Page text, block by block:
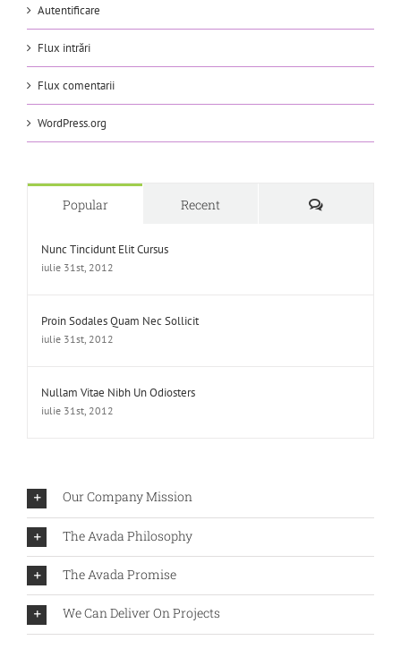
Autentificare
Flux intrări
Flux comentarii
WordPress.org
Popular Recent Comments
Nunc Tincidunt Elit Cursus
iulie 31st, 2012
Proin Sodales Quam Nec Sollicit
iulie 31st, 2012
Nullam Vitae Nibh Un Odiosters
iulie 31st, 2012
Our Company Mission
The Avada Philosophy
The Avada Promise
We Can Deliver On Projects